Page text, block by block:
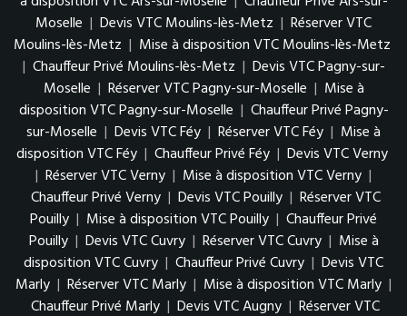
Moselle | Devis VTC Moulins-lès-Metz | Réserver VTC
Moulins-lès-Metz | Mise à disposition VTC Moulins-lès-Metz
| Chauffeur Privé Moulins-lès-Metz | Devis VTC Pagny-sur-
Moselle | Réserver VTC Pagny-sur-Moselle | Mise à
disposition VTC Pagny-sur-Moselle | Chauffeur Privé Pagny-
sur-Moselle | Devis VTC Féy | Réserver VTC Féy | Mise à
disposition VTC Féy | Chauffeur Privé Féy | Devis VTC Verny
| Réserver VTC Verny | Mise à disposition VTC Verny |
Chauffeur Privé Verny | Devis VTC Pouilly | Réserver VTC
Pouilly | Mise à disposition VTC Pouilly | Chauffeur Privé
Pouilly | Devis VTC Cuvry | Réserver VTC Cuvry | Mise à
disposition VTC Cuvry | Chauffeur Privé Cuvry | Devis VTC
Marly | Réserver VTC Marly | Mise à disposition VTC Marly |
Chauffeur Privé Marly | Devis VTC Augny | Réserver VTC